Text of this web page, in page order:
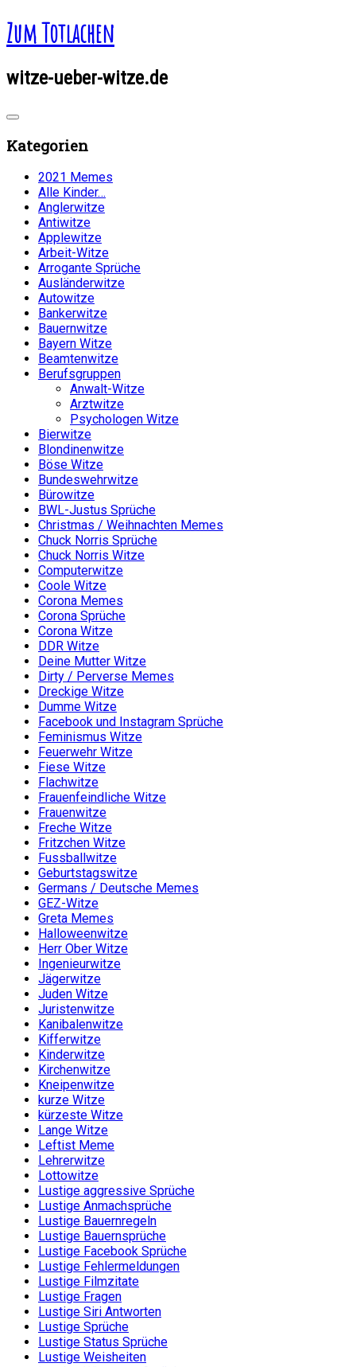
Zum Totlachen
witze-ueber-witze.de
Kategorien
2021 Memes
Alle Kinder…
Anglerwitze
Antiwitze
Applewitze
Arbeit-Witze
Arrogante Sprüche
Ausländerwitze
Autowitze
Bankerwitze
Bauernwitze
Bayern Witze
Beamtenwitze
Berufsgruppen
Anwalt-Witze
Arztwitze
Psychologen Witze
Bierwitze
Blondinenwitze
Böse Witze
Bundeswehrwitze
Bürowitze
BWL-Justus Sprüche
Christmas / Weihnachten Memes
Chuck Norris Sprüche
Chuck Norris Witze
Computerwitze
Coole Witze
Corona Memes
Corona Sprüche
Corona Witze
DDR Witze
Deine Mutter Witze
Dirty / Perverse Memes
Dreckige Witze
Dumme Witze
Facebook und Instagram Sprüche
Feminismus Witze
Feuerwehr Witze
Fiese Witze
Flachwitze
Frauenfeindliche Witze
Frauenwitze
Freche Witze
Fritzchen Witze
Fussballwitze
Geburtstagswitze
Germans / Deutsche Memes
GEZ-Witze
Greta Memes
Halloweenwitze
Herr Ober Witze
Ingenieurwitze
Jägerwitze
Juden Witze
Juristenwitze
Kanibalenwitze
Kifferwitze
Kinderwitze
Kirchenwitze
Kneipenwitze
kurze Witze
kürzeste Witze
Lange Witze
Leftist Meme
Lehrerwitze
Lottowitze
Lustige aggressive Sprüche
Lustige Anmachsprüche
Lustige Bauernregeln
Lustige Bauernsprüche
Lustige Facebook Sprüche
Lustige Fehlermeldungen
Lustige Filmzitate
Lustige Fragen
Lustige Siri Antworten
Lustige Sprüche
Lustige Status Sprüche
Lustige Weisheiten